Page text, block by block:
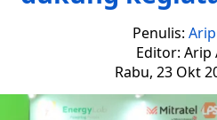
Penulis:
Editor: Arip
Rabu, 23 Okt